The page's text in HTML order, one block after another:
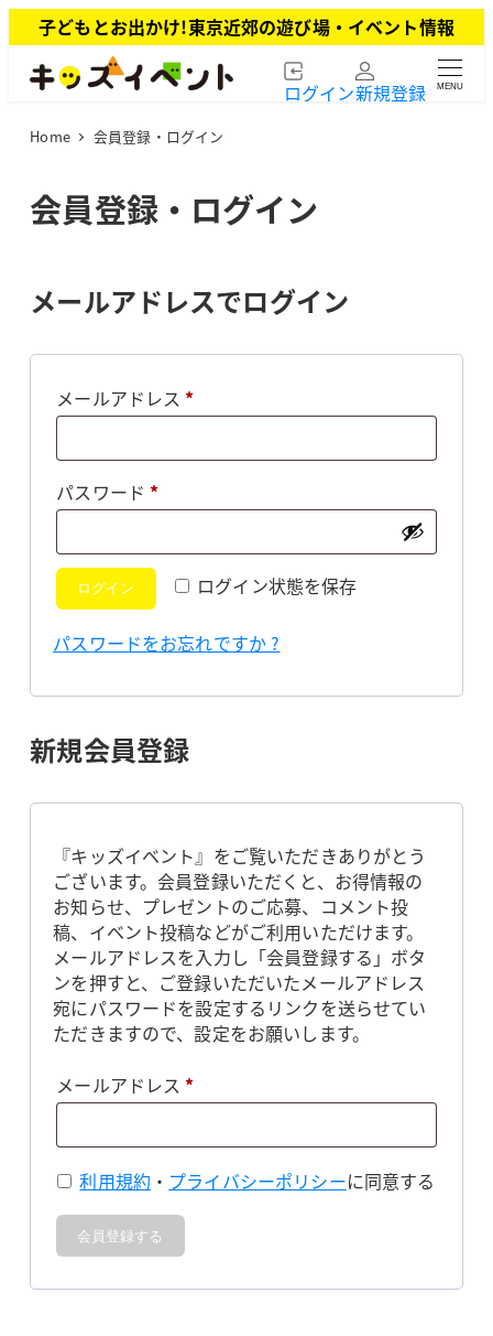
イ
子どもとお出かけ!東京近郊の遊び場・イベント情報
ログイン新規登録 MENU
Home 会員登録・ログイン
会員登録・ログイン
メールアドレスでログイン
メールアドレス *必
パスワード *必
ログイン状態を保存
ログイン
パスワードをお忘れですか ?
新規会員登録
『キッズイベント』をご覧いただきありがとう
ございます。会員登録いただくと、お得情報の
お知らせ、プレゼントのご応募、コメント投
稿、イベント投稿などがご利用いただけます。
メールアドレスを入力し「会員登録する」ボタ
ンを押すと、ご登録いただいたメールアドレス
宛にパスワードを設定するリンクを送らせてい
ただきますので、設定をお願いします。
メールアドレス *必
利用規約 ・ プライバシーポリシーに同意する
会員登録する